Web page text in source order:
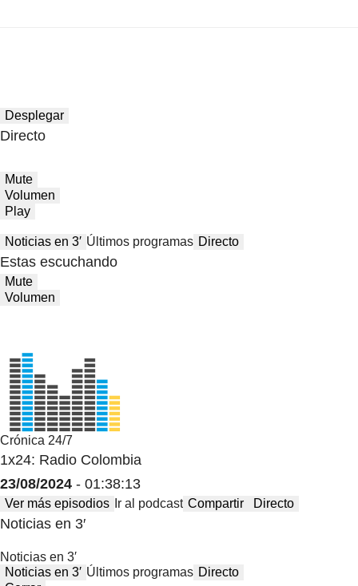
Desplegar
Directo
Mute
Volumen
Play
Noticias en 3′ Últimos programas Directo
Estas escuchando
Mute
Volumen
Crónica 24/7
1x24: Radio Colombia
23/08/2024 - 01:38:13
Ver más episodios Ir al podcast Compartir Directo
Noticias en 3′
Noticias en 3′
Noticias en 3′ Últimos programas Directo